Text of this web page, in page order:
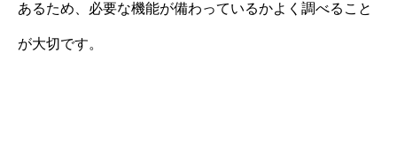
あるため、必要な機能が備わっているかよく調べること
が大切です。